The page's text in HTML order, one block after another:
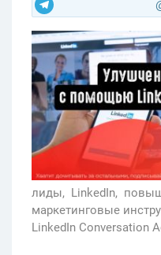
лиды, LinkedIn,
маркетинговые
LinkedIn Conversation